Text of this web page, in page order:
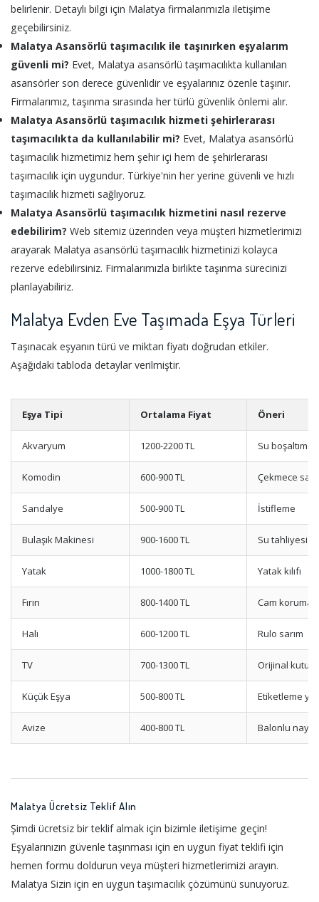
belirlenir. Detaylı bilgi için Malatya firmalarımızla iletişime
geçebilirsiniz.
Malatya Asansörlü taşımacılık ile taşınırken eşyalarım
güvenli mi? Evet, Malatya asansörlü taşımacılıkta kullanılan
asansörler son derece güvenlidir ve eşyalarınız özenle taşınır.
Firmalarımız, taşınma sırasında her türlü güvenlik önlemi alır.
Malatya Asansörlü taşımacılık hizmeti şehirlerarası
taşımacılıkta da kullanılabilir mi? Evet, Malatya asansörlü
taşımacılık hizmetimiz hem şehir içi hem de şehirlerarası
taşımacılık için uygundur. Türkiye'nin her yerine güvenli ve hızlı
taşımacılık hizmeti sağlıyoruz.
Malatya Asansörlü taşımacılık hizmetini nasıl rezerve
edebilirim? Web sitemiz üzerinden veya müşteri hizmetlerimizi
arayarak Malatya asansörlü taşımacılık hizmetinizi kolayca
rezerve edebilirsiniz. Firmalarımızla birlikte taşınma sürecinizi
planlayabiliriz.
Malatya Evden Eve Taşımada Eşya Türleri
Taşınacak eşyanın türü ve miktarı fiyatı doğrudan etkiler.
Aşağıdaki tabloda detaylar verilmiştir.
Eşya Tipi Ortalama Fiyat Öneri
Akvaryum 1200-2200 TL Su boşaltımı
Komodin 600-900 TL Çekmece
Sandalye 500-900 TL İstifleme
Bulaşık Makinesi 900-1600 TL Su tahliyesi
Yatak 1000-1800 TL Yatak kılıfı
Fırın 800-1400 TL Cam koruma
Halı 600-1200 TL Rulo sarım
TV 700-1300 TL Orijinal kutu
Küçük Eşya 500-800 TL Etiketleme
Avize 400-800 TL Balonlu
Malatya Ücretsiz Teklif Alın
Şimdi ücretsiz bir teklif almak için bizimle iletişime geçin!
Eşyalarınızın güvenle taşınması için en uygun fiyat teklifi için
hemen formu doldurun veya müşteri hizmetlerimizi arayın.
Malatya Sizin için en uygun taşımacılık çözümünü sunuyoruz.